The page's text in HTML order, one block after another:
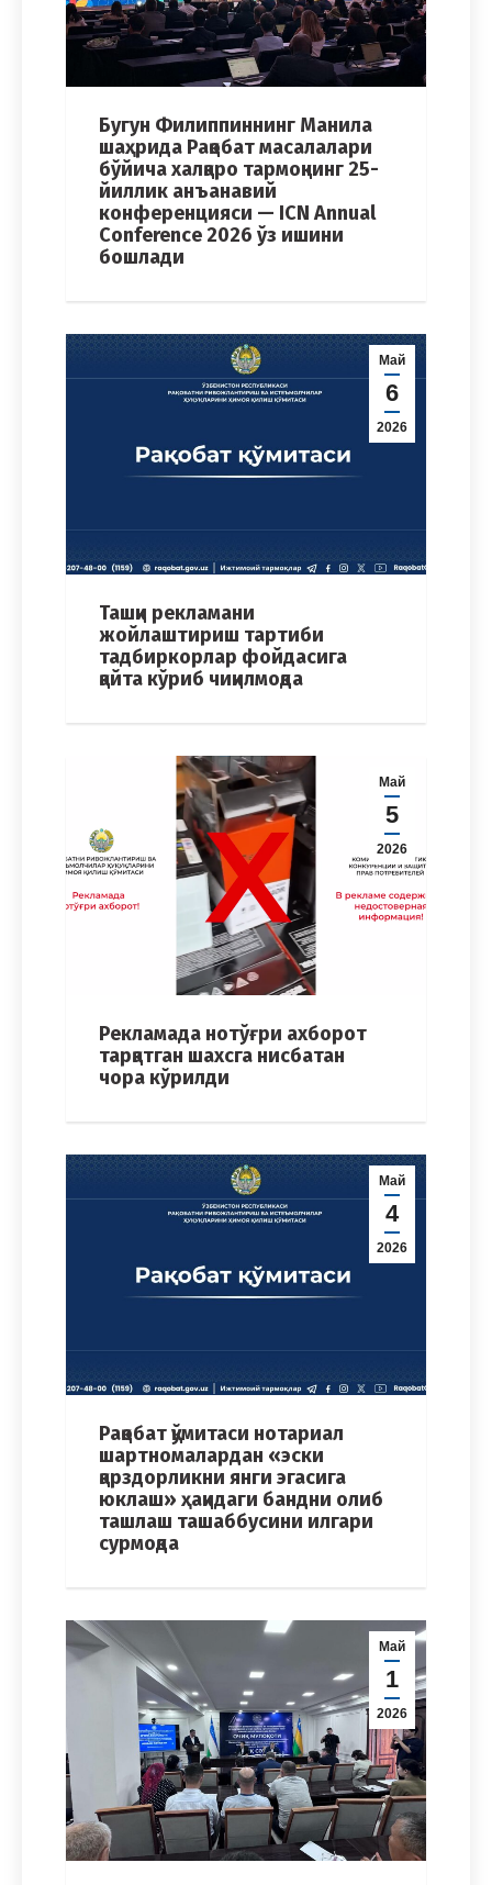
Бугун Филиппиннинг Манила
шаҳрида Рақобат масалалари
бўйича халқаро тармоқнинг 25-
йиллик анъанавий
конференцияси — ICN Annual
Conference 2026 ўз ишини
бошлади
Май
6
2026
Ташқи рекламани
жойлаштириш тартиби
тадбиркорлар фойдасига
қайта кўриб чиқилмоқда
Май
5
2026
Рекламада нотўғри ахборот
тарқатган шахсга нисбатан
чора кўрилди
Май
4
2026
Рақобат қўмитаси нотариал
шартномалардан «эски
қарздорликни янги эгасига
юклаш» ҳақидаги бандни олиб
ташлаш ташаббусини илгари
сурмоқда
Май
1
2026